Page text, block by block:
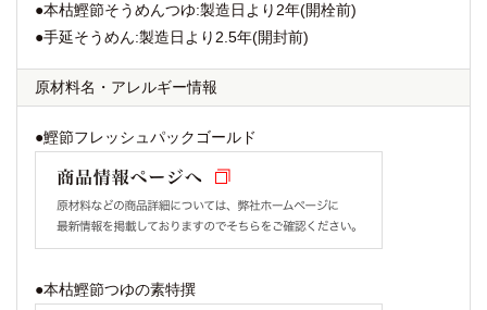
●本枯鰹節そうめんつゆ:製造日より2年(開栓前)
●手延そうめん:製造日より2.5年(開封前)
原材料名 ・ アレルギー情報
●鰹節フレッシュパックゴールド
●本枯鰹節つゆの素特撰